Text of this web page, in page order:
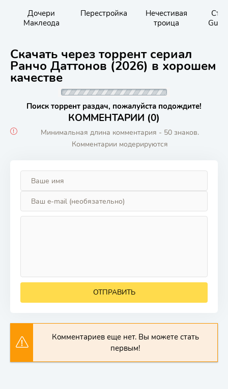
Дочери
Маклеода
Перестройка
Нечестивая
троица
Скачать через торрент сериал
Ранчо Даттонов (2026) в хорошем
качестве
Поиск торрент раздач, пожалуйста подождите!
КОММЕНТАРИИ (0)
Минимальная длина комментария - 50 знаков.
Комментарии модерируются
ОТПРАВИТЬ
Комментариев еще нет. Вы можете стать
первым!